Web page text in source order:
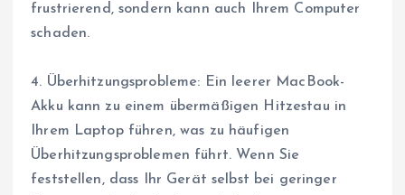
frustrierend, sondern kann auch Ihrem Computer
schaden.
4. Überhitzungsprobleme: Ein leerer MacBook-
Akku kann zu einem übermäßigen Hitzestau in
Ihrem Laptop führen, was zu häufigen
Überhitzungsproblemen führt. Wenn Sie
feststellen, dass Ihr Gerät selbst bei geringer